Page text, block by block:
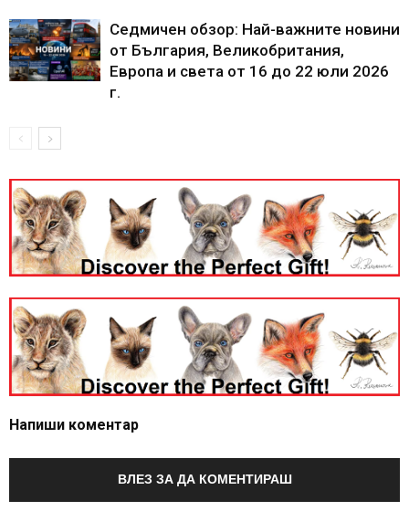
Седмичен обзор: Най-важните новини
от България, Великобритания,
Европа и света от 16 до 22 юли 2026
г.
Напиши коментар
ВЛЕЗ ЗА ДА КОМЕНТИРАШ